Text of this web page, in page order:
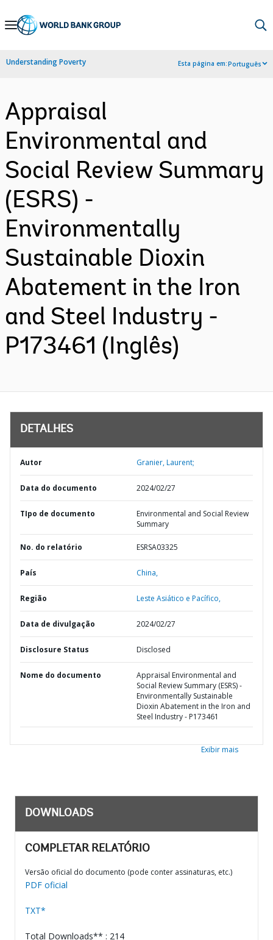
Skip
Navigation
Understanding Poverty Esta página em:Português
Appraisal
Environmental and
Social Review Summary
(ESRS) -
Environmentally
Sustainable Dioxin
Abatement in the Iron
and Steel Industry -
P173461 (Inglês)
DETALHES
Autor Granier, Laurent;
Data do documento 2024/02/27
TIpo de documento
Environmental and Social Review
Summary
No. do relatório ESRSA03325
País China,
Região Leste Asiático e Pacífico,
Data de divulgação 2024/02/27
Disclosure Status Disclosed
Nome do documento
Appraisal Environmental and
Social Review Summary (ESRS) -
Environmentally Sustainable
Dioxin Abatement in the Iron and
Steel Industry - P173461
Exibir mais
DOWNLOADS
COMPLETAR RELATÓRIO
Versão oficial do documento (pode conter assinaturas, etc.)
PDF oficial
TXT*
Total Downloads** : 214